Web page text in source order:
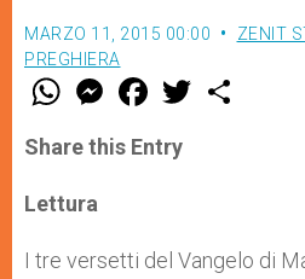
MARZO 11, 2015 00:00 ZENIT
PREGHIERA
W
t
s
p
p
M
e
s
e
F
a
e
b
w
Share this Entry
Lettura
I tre versetti del Vangelo di